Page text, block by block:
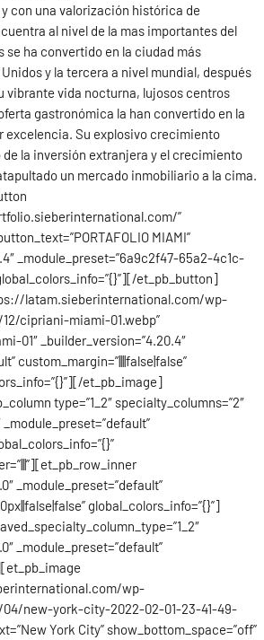
con una valorización histórica de
al nivel de la mas importantes del
se ha convertido en la ciudad más
y la tercera a nivel mundial, después
vibrante vida nocturna, lujosos centros
gastronómica la han convertido en la
excelencia. Su explosivo crecimiento
la inversión extranjera y el crecimiento
un mercado inmobiliario a la cima.
”
MIAMI”
_module_preset=”6a9c2f47-65a2-4c1c-
et_pb_button]
latam.sieberinternational.com/wp-
cipriani-miami-01.webp”
01″ _builder_version=”4.20.4″
custom_margin=”||||false|false”
et_pb_image]
type=”1_2″ specialty_columns=”2″
_module_preset=”default”
_module_preset=”default”
global_colors_info=”{}”]
_module_preset=”default”
wp-
new-york-city-2022-02-01-23-41-49-
York City” show_bottom_space=”off”